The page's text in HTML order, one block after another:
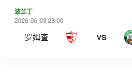
波兰丁
2026-06-03 23:00
罗姆查 VS